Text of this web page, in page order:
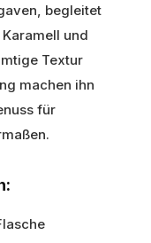
begleitet
und
Textur
machen ihn
für